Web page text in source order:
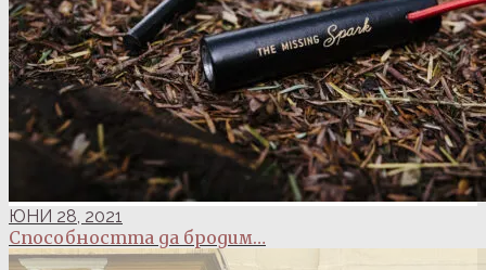
ЮНИ 28, 2021
Способността да бродим…